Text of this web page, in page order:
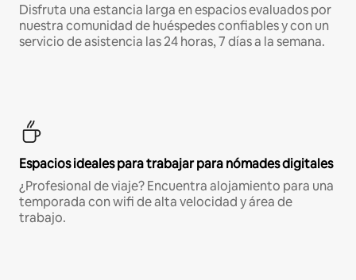
Disfruta una estancia larga en espacios evaluados por
nuestra comunidad de huéspedes confiables y con un
servicio de asistencia las 24 horas, 7 días a la semana.
Espacios ideales para trabajar para nómades digitales
¿Profesional de viaje? Encuentra alojamiento para una
temporada con wifi de alta velocidad y área de
trabajo.